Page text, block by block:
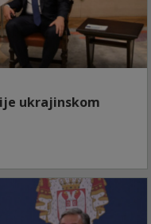
ukrajinskom